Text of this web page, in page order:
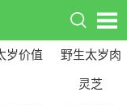
岁价值 野生太岁肉
灵芝